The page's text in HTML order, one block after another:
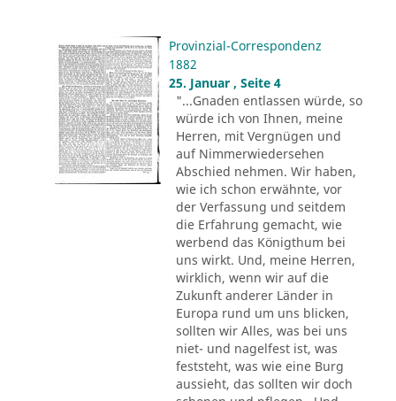
Provinzial-Correspondenz
1882
25. Januar , Seite 4
"...Gnaden entlassen würde, so
würde ich von Ihnen, meine
Herren, mit Vergnügen und
auf Nimmerwiedersehen
Abschied nehmen. Wir haben,
wie ich schon erwähnte, vor
der Verfassung und seitdem
die Erfahrung gemacht, wie
werbend das Königthum bei
uns wirkt. Und, meine Herren,
wirklich, wenn wir auf die
Zukunft anderer Länder in
Europa rund um uns blicken,
sollten wir Alles, was bei uns
niet- und nagelfest ist, was
feststeht, was wie eine Burg
aussieht, das sollten wir doch